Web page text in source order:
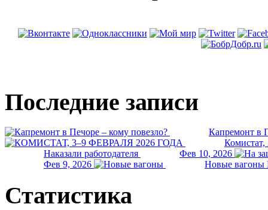
Последние записи
Капремонт в
Комистат,
Наказали работодателя
Фев 10, 2026
Фев 9, 2026
Новые вагоны
Статистика